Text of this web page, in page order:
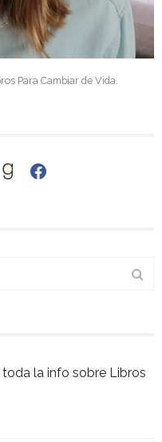
Para Cambiar de Vida.
goodreadsfacebook
la info sobre Libros